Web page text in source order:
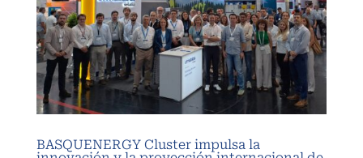
BASQUENERGY Cluster impulsa la